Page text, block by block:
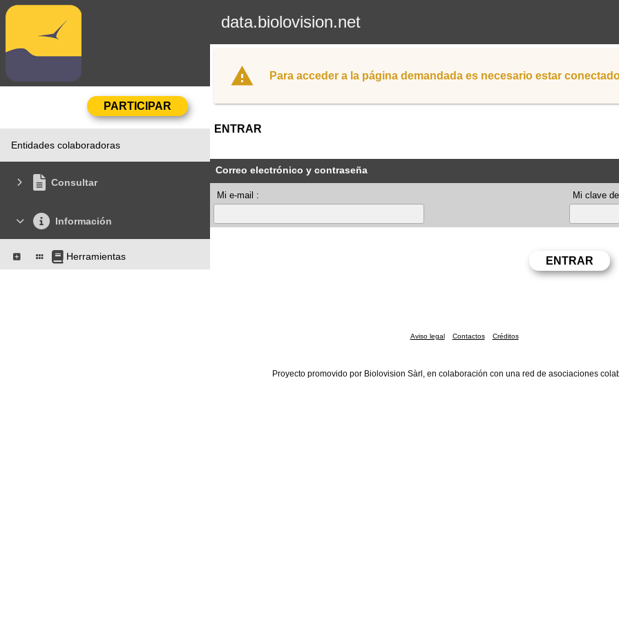
data.biolovision.net
Entidades colaboradoras
Consultar
Información
Herramientas
Para acceder a la página demandada es necesario estar
ENTRAR
Correo electrónico y contraseña
Mi e-mail : Mi clave
Aviso legal Contactos Créditos
Proyecto promovido por Biolovision Sàrl, en colaboración con una red de asociaciones